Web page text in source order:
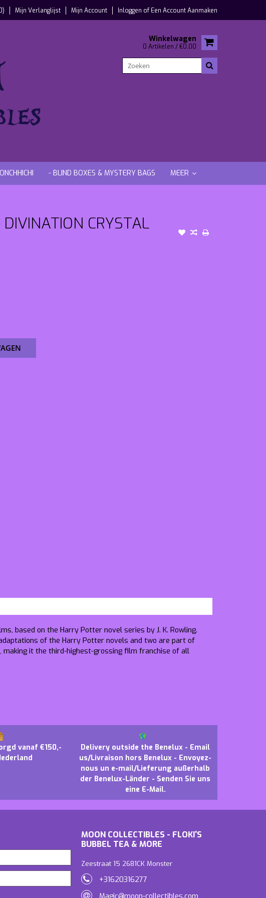
Mijn Verlanglijst Mijn Account Inloggen ofEen Account Aanmaken
Winkelwagen
0 Artikelen / €0,00
- BLIND BOXES & MYSTERY BAGS MEER
CRYSTAL
based on the Harry Potter novel series by J. K. Rowling.
of the Harry Potter novels and two are part of
it the third-highest-grossing film franchise of all
vanaf €150,-
Delivery outside the Benelux - Email
us/Livraison hors Benelux - Envoyez-
nous un e-mail/Lieferung außerhalb
der Benelux-Länder - Senden Sie uns
eine E-Mail.
MOON COLLECTIBLES - FLOKI'S
BUBBEL TEA & MORE
Zeestraat 15 2681CK Monster
+31620316277